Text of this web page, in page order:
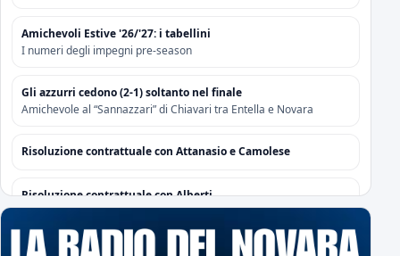
Amichevoli Estive '26/'27: i tabellini
I numeri degli impegni pre-season
Gli azzurri cedono (2-1) soltanto nel finale
Amichevole al “Sannazzari” di Chiavari tra Entella e Novara
Risoluzione contrattuale con Attanasio e Camolese
Risoluzione contrattuale con Alberti
Acquisti/Cessioni "Sessione Estiva 2026/2027"